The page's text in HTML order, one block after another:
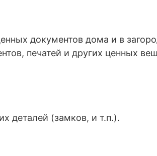
документов дома и в
печатей и других ценных
деталей (замков, и т.п.).